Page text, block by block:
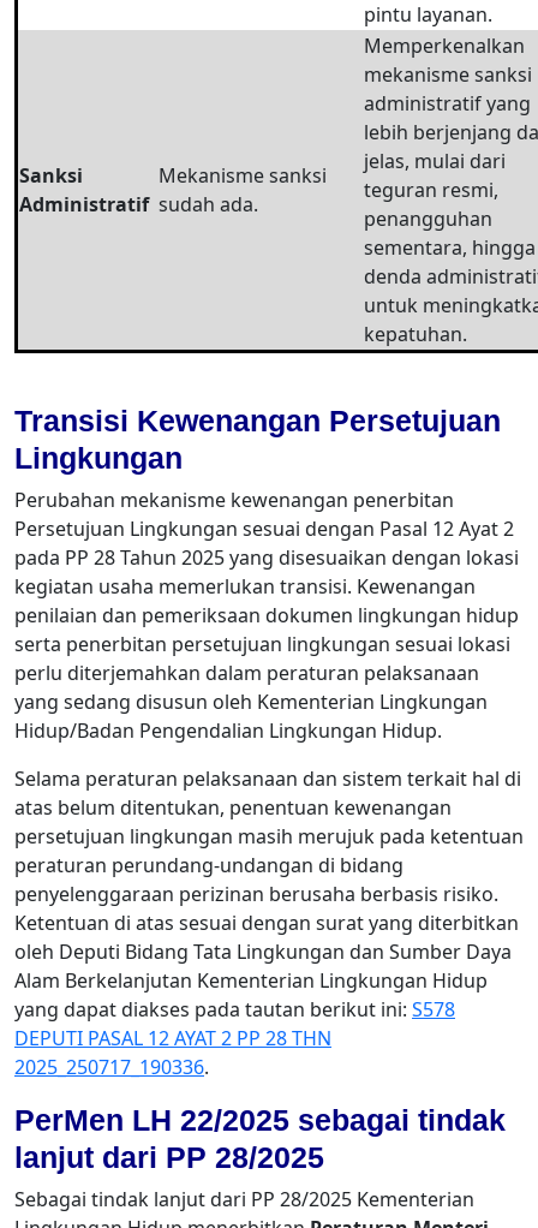
pintu layanan.
Sanksi
Administratif
Mekanisme sanksi
sudah ada.
Memperkenalkan
mekanisme sanksi
administratif yang
lebih berjenjang
jelas, mulai dari
teguran resmi,
penangguhan
sementara, hingga
denda
untuk
kepatuhan.
Transisi Kewenangan Persetujuan
Lingkungan
Perubahan mekanisme kewenangan penerbitan
Persetujuan Lingkungan sesuai dengan Pasal 12 Ayat 2
pada PP 28 Tahun 2025 yang disesuaikan dengan lokasi
kegiatan usaha memerlukan transisi. Kewenangan
penilaian dan pemeriksaan dokumen lingkungan hidup
serta penerbitan persetujuan lingkungan sesuai lokasi
perlu diterjemahkan dalam peraturan pelaksanaan
yang sedang disusun oleh Kementerian Lingkungan
Hidup/Badan Pengendalian Lingkungan Hidup.
Selama peraturan pelaksanaan dan sistem terkait hal di
atas belum ditentukan, penentuan kewenangan
persetujuan lingkungan masih merujuk pada ketentuan
peraturan perundang-undangan di bidang
penyelenggaraan perizinan berusaha berbasis risiko.
Ketentuan di atas sesuai dengan surat yang diterbitkan
oleh Deputi Bidang Tata Lingkungan dan Sumber Daya
Alam Berkelanjutan Kementerian Lingkungan Hidup
yang dapat diakses pada tautan berikut ini: S578
DEPUTI PASAL 12 AYAT 2 PP 28 THN
2025_250717_190336.
PerMen LH 22/2025 sebagai tindak
lanjut dari PP 28/2025
Sebagai tindak lanjut dari PP 28/2025 Kementerian